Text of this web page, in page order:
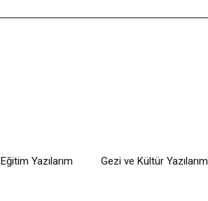
Eğitim Yazılarım Gezi ve Kültür Yazılarım